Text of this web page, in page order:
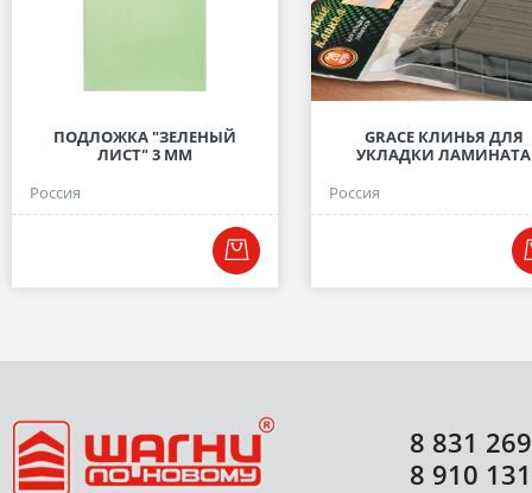
ПОДЛОЖКА "ЗЕЛЕНЫЙ
ЛИСТ" 3 ММ
Россия
GRACE КЛИНЬЯ ДЛЯ
УКЛАДКИ ЛАМИНАТА
Россия
8 831
8 910